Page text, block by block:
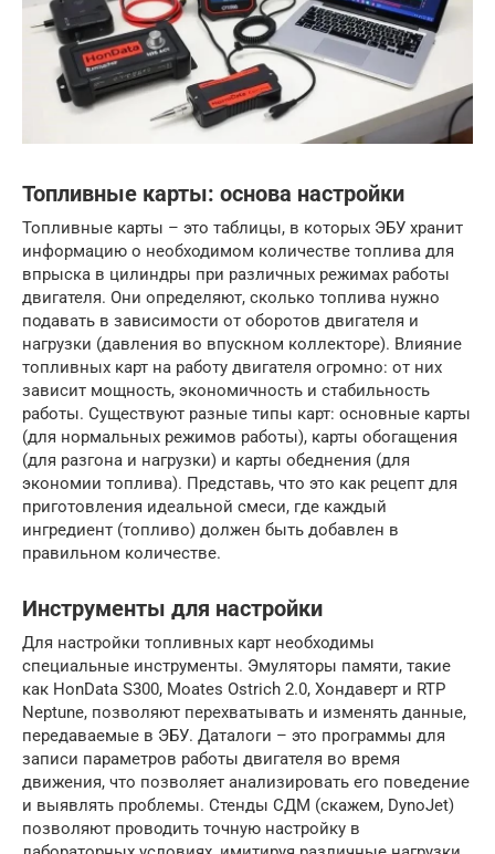
Топливные карты: основа настройки
Топливные карты – это таблицы, в которых ЭБУ хранит
информацию о необходимом количестве топлива для
впрыска в цилиндры при различных режимах работы
двигателя. Они определяют, сколько топлива нужно
подавать в зависимости от оборотов двигателя и
нагрузки (давления во впускном коллекторе). Влияние
топливных карт на работу двигателя огромно: от них
зависит мощность, экономичность и стабильность
работы. Существуют разные типы карт: основные карты
(для нормальных режимов работы), карты обогащения
(для разгона и нагрузки) и карты обеднения (для
экономии топлива). Представь, что это как рецепт для
приготовления идеальной смеси, где каждый
ингредиент (топливо) должен быть добавлен в
правильном количестве.
Инструменты для настройки
Для настройки топливных карт необходимы
специальные инструменты. Эмуляторы памяти, такие
как HonData S300, Moates Ostrich 2.0, Хондаверт и RTP
Neptune, позволяют перехватывать и изменять данные,
передаваемые в ЭБУ. Даталоги – это программы для
записи параметров работы двигателя во время
движения, что позволяет анализировать его поведение
и выявлять проблемы. Стенды СДМ (скажем, DynoJet)
позволяют проводить точную настройку в